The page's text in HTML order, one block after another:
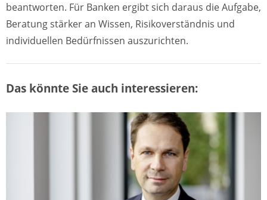
beantworten. Für Banken ergibt sich daraus die Aufgabe,
Beratung stärker an Wissen, Risikoverständnis und
individuellen Bedürfnissen auszurichten.
Das könnte Sie auch interessieren: